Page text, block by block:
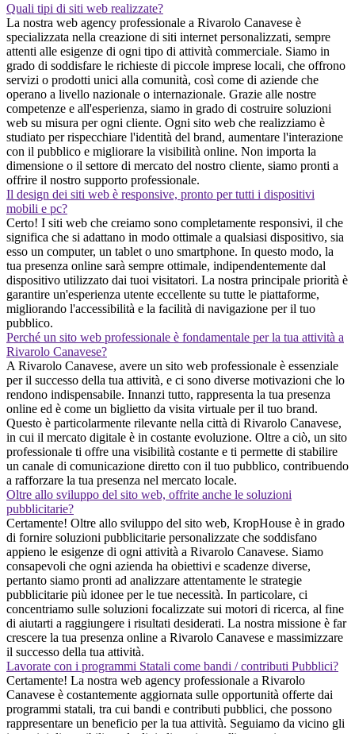
Quali tipi di siti web realizzate?
La nostra web agency professionale a Rivarolo Canavese è
specializzata nella creazione di siti internet personalizzati, sempre
attenti alle esigenze di ogni tipo di attività commerciale. Siamo in
grado di soddisfare le richieste di piccole imprese locali, che offrono
servizi o prodotti unici alla comunità, così come di aziende che
operano a livello nazionale o internazionale. Grazie alle nostre
competenze e all'esperienza, siamo in grado di costruire soluzioni
web su misura per ogni cliente. Ogni sito web che realizziamo è
studiato per rispecchiare l'identità del brand, aumentare l'interazione
con il pubblico e migliorare la visibilità online. Non importa la
dimensione o il settore di mercato del nostro cliente, siamo pronti a
offrire il nostro supporto professionale.
Il design dei siti web è responsive, pronto per tutti i dispositivi
mobili e pc?
Certo! I siti web che creiamo sono completamente responsivi, il che
significa che si adattano in modo ottimale a qualsiasi dispositivo, sia
esso un computer, un tablet o uno smartphone. In questo modo, la
tua presenza online sarà sempre ottimale, indipendentemente dal
dispositivo utilizzato dai tuoi visitatori. La nostra principale priorità è
garantire un'esperienza utente eccellente su tutte le piattaforme,
migliorando l'accessibilità e la facilità di navigazione per il tuo
pubblico.
Perché un sito web professionale è fondamentale per la tua attività a
Rivarolo Canavese?
A Rivarolo Canavese, avere un sito web professionale è essenziale
per il successo della tua attività, e ci sono diverse motivazioni che lo
rendono indispensabile. Innanzi tutto, rappresenta la tua presenza
online ed è come un biglietto da visita virtuale per il tuo brand.
Questo è particolarmente rilevante nella città di Rivarolo Canavese,
in cui il mercato digitale è in costante evoluzione. Oltre a ciò, un sito
professionale ti offre una visibilità costante e ti permette di stabilire
un canale di comunicazione diretto con il tuo pubblico, contribuendo
a rafforzare la tua presenza nel mercato locale.
Oltre allo sviluppo del sito web, offrite anche le soluzioni
pubblicitarie?
Certamente! Oltre allo sviluppo del sito web, KropHouse è in grado
di fornire soluzioni pubblicitarie personalizzate che soddisfano
appieno le esigenze di ogni attività a Rivarolo Canavese. Siamo
consapevoli che ogni azienda ha obiettivi e scadenze diverse,
pertanto siamo pronti ad analizzare attentamente le strategie
pubblicitarie più idonee per le tue necessità. In particolare, ci
concentriamo sulle soluzioni focalizzate sui motori di ricerca, al fine
di aiutarti a raggiungere i risultati desiderati. La nostra missione è far
crescere la tua presenza online a Rivarolo Canavese e massimizzare
il successo della tua attività.
Lavorate con i programmi Statali come bandi / contributi Pubblici?
Certamente! La nostra web agency professionale a Rivarolo
Canavese è costantemente aggiornata sulle opportunità offerte dai
programmi statali, tra cui bandi e contributi pubblici, che possono
rappresentare un beneficio per la tua attività. Seguiamo da vicino gli